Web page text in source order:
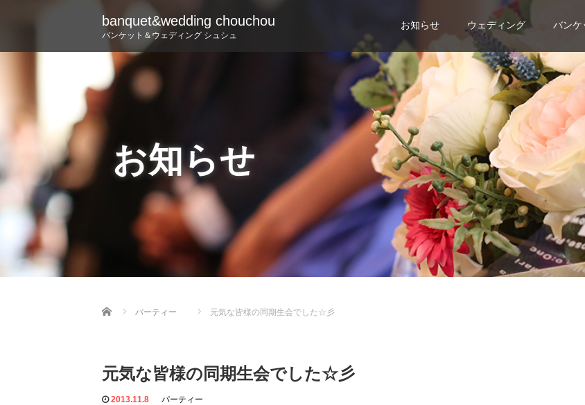
banquet&wedding chouchou
バンケット＆ウェディング シュシュ
お知らせ ウェディング バンケ
お知らせ
Home パーティー 元気な皆様の同期生会でした☆彡
元気な皆様の同期生会でした☆彡
2013.11.8 パーティー